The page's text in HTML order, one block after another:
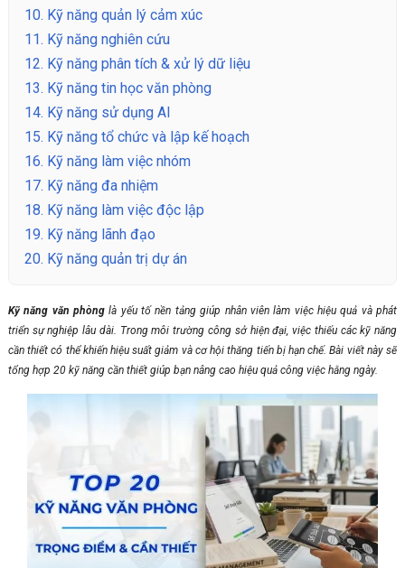
10. Kỹ năng quản lý cảm xúc
11. Kỹ năng nghiên cứu
12. Kỹ năng phân tích & xử lý dữ liệu
13. Kỹ năng tin học văn phòng
14. Kỹ năng sử dụng AI
15. Kỹ năng tổ chức và lập kế hoạch
16. Kỹ năng làm việc nhóm
17. Kỹ năng đa nhiệm
18. Kỹ năng làm việc độc lập
19. Kỹ năng lãnh đạo
20. Kỹ năng quản trị dự án
Kỹ năng văn phòng là yếu tố nền tảng giúp nhân viên làm việc hiệu quả và phát
triển sự nghiệp lâu dài. Trong môi trường công sở hiện đại, việc thiếu các kỹ năng
cần thiết có thể khiến hiệu suất giảm và cơ hội thăng tiến bị hạn chế. Bài viết này sẽ
tổng hợp 20 kỹ năng cần thiết giúp bạn nâng cao hiệu quả công việc hằng ngày.